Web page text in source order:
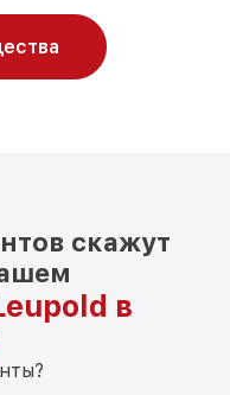
скажут
в